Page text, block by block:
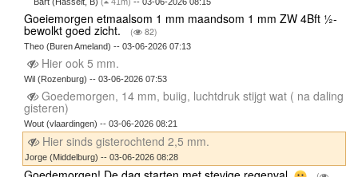
Goeiemorgen etmaalsom 1 mm maandsom 1 mm ZW 4Bft ½-
bewolkt goed zicht. ( 82)
Theo (Buren Ameland) -- 03-06-2026 07:13
Hier ook 5 mm.
Wil (Rozenburg) -- 03-06-2026 07:53
Goedemorgen, 14 mm, buiig, luchtdruk stijgt wat ( na daling
gisteren)
Wout (vlaardingen) -- 03-06-2026 08:21
Hier sinds gisterochtend 2,5 mm.
Jorge (Middelburg) -- 03-06-2026 08:28